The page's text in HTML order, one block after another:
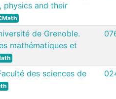
physics and their
de Grenoble.
mathématiques et
des sciences de